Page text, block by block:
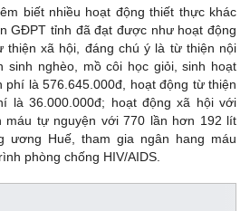
biết nhiều hoạt động thiết thực khác
GĐPT tỉnh đã đạt được như hoạt động
thiện xã hội, đáng chú ý là từ thiện nội
sinh nghèo, mồ côi học giỏi, sinh hoạt
phí là 576.645.000đ, hoạt động từ thiện
là 36.000.000đ; hoạt động xã hội với
máu tự nguyện với 770 lần hơn 192 lít
ương Huế, tham gia ngân hang máu
phòng chống HIV/AIDS.